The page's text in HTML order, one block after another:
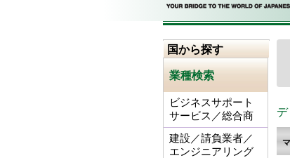
国から探す
業種検索
ビジネスサポート
サービス／総合商
建設／請負業者／
エンジニアリング